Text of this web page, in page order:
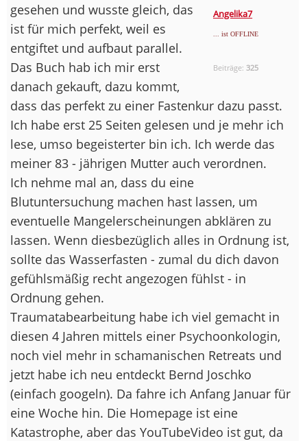
Angelika7
... ist OFFLINE
Beiträge:325
gesehen und wusste gleich, das
ist für mich perfekt, weil es
entgiftet und aufbaut parallel.
Das Buch hab ich mir erst
danach gekauft, dazu kommt,
dass das perfekt zu einer Fastenkur dazu passt.
Ich habe erst 25 Seiten gelesen und je mehr ich
lese, umso begeisterter bin ich. Ich werde das
meiner 83 - jährigen Mutter auch verordnen.
Ich nehme mal an, dass du eine
Blutuntersuchung machen hast lassen, um
eventuelle Mangelerscheinungen abklären zu
lassen. Wenn diesbezüglich alles in Ordnung ist,
sollte das Wasserfasten - zumal du dich davon
gefühlsmäßig recht angezogen fühlst - in
Ordnung gehen.
Traumatabearbeitung habe ich viel gemacht in
diesen 4 Jahren mittels einer Psychoonkologin,
noch viel mehr in schamanischen Retreats und
jetzt habe ich neu entdeckt Bernd Joschko
(einfach googeln). Da fahre ich Anfang Januar für
eine Woche hin. Die Homepage ist eine
Katastrophe, aber das YouTubeVideo ist gut, da